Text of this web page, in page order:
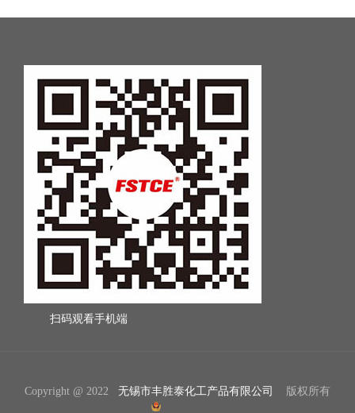
扫码观看手机端
Copyright @ 2022 无锡市丰胜泰化工产品有限公司 版权所有